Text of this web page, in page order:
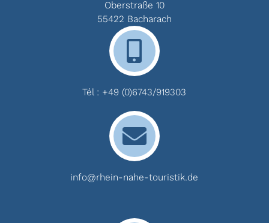
Oberstraße 10
55422 Bacharach
Tél : +49 (0)6743/919303
info@rhein-nahe-touristik.de